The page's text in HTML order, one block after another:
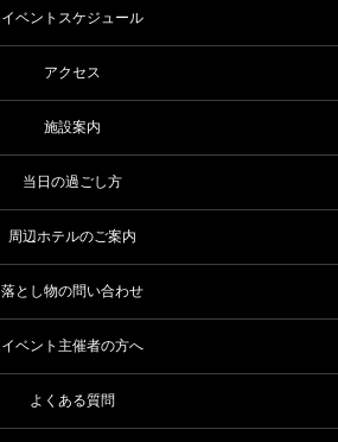
イベントスケジュール
アクセス
施設案内
当日の過ごし方
周辺ホテルのご案内
落とし物の問い合わせ
イベント主催者の方へ
よくある質問